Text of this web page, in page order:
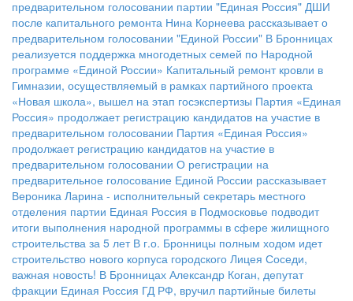
предварительном голосовании партии "Единая Россия" ДШИ
после капитального ремонта Нина Корнеева рассказывает о
предварительном голосовании "Единой России" В Бронницах
реализуется поддержка многодетных семей по Народной
программе «Единой России» Капитальный ремонт кровли в
Гимназии, осуществляемый в рамках партийного проекта
«Новая школа», вышел на этап госэкспертизы Партия «Единая
Россия» продолжает регистрацию кандидатов на участие в
предварительном голосовании Партия «Единая Россия»
продолжает регистрацию кандидатов на участие в
предварительном голосовании О регистрации на
предварительное голосование Единой России рассказывает
Вероника Ларина - исполнительный секретарь местного
отделения партии Единая Россия в Подмосковье подводит
итоги выполнения народной программы в сфере жилищного
строительства за 5 лет В г.о. Бронницы полным ходом идет
строительство нового корпуса городского Лицея Соседи,
важная новость! В Бронницах Александр Коган, депутат
фракции Единая Россия ГД РФ, вручил партийные билеты